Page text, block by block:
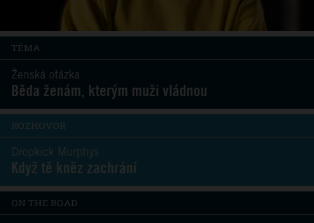
TÉMA
Ženská otázka
Běda ženám, kterým muži vládnou
ROZHOVOR
Dropkick Murphys
Když tě kněz zachrání
ON THE ROAD